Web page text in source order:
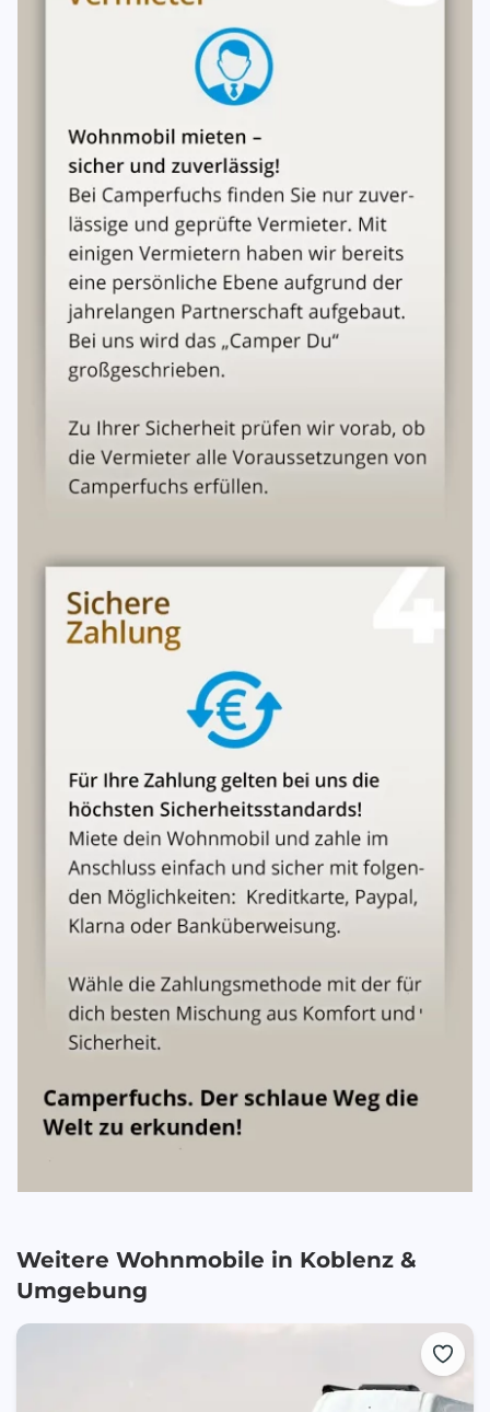
Zusätzliche Optionen für unsere Discount-Modelle:, Carlo,
Gino, Roberto und Flavio.
Optional: Campingset: 1 Tisch 2 Stühle
Optional: Topfset, Thermoskaffeekanne, Filterhalter
Optional: Sonnensegel.
Standard-Versicherungsschutz: Teilkasko mit 1.000,- € SB
// Vollkasko mit 1.000,- € SB je Schadenfall.
Hinterlegung der Kaution nur in bar oder per
Banküberweisung im Voraus.
Nutze das optionale Urlaubsschutzpaket BASIS bzw.
PREMIUM mit folgendem Inhalt:
Kautionsversicherung: Reduzierung des Eigenanteils auf
250,- €
Mietausfallversicherung
Mietabbruchversicherung
Rücktrittskostenversicherung + Schutz bei Vermieter-
Hinweis: Alle hier aufgeführten Informationen sowie
abgebildeten Fotos sind unverbindlich und stellen keine
Vertragsgrundlage dar.
Weitere Wohnmobile in Koblenz &
Umgebung